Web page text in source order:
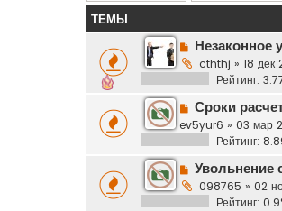
ТЕМЫ
Незаконное
cththj » 18 дек
Рейтинг:
Сроки
ev5yur6 » 03 мар
Рейтинг:
Увольнение
098765 » 02
Рейтинг: